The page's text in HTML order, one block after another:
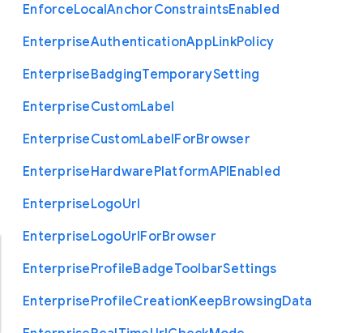
EnforceLocalAnchorConstraintsEnabled
EnterpriseAuthenticationAppLinkPolicy
EnterpriseBadgingTemporarySetting
EnterpriseCustomLabel
EnterpriseCustomLabelForBrowser
EnterpriseHardwarePlatformAPIEnabled
EnterpriseLogoUrl
EnterpriseLogoUrlForBrowser
EnterpriseProfileBadgeToolbarSettings
EnterpriseProfileCreationKeepBrowsingData